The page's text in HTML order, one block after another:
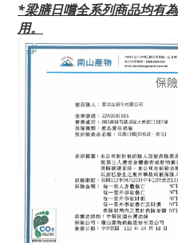
*梁膳日嚐全系列商品均有
用。